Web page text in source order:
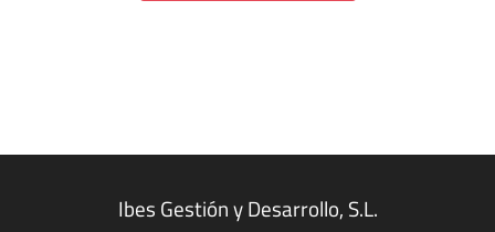
Ibes Gestión y Desarrollo, S.L.